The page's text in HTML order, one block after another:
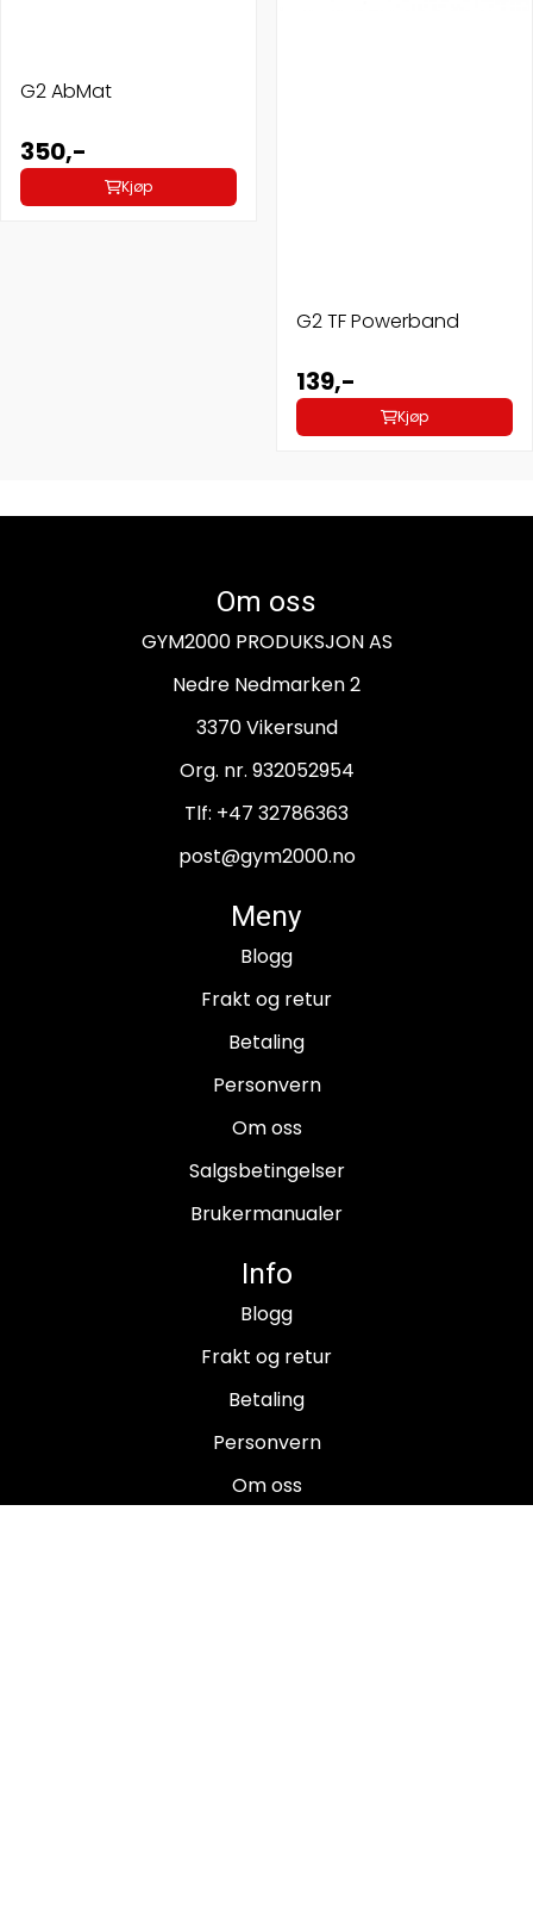
G2 AbMat
350,-
Kjøp
G2 TF Powerband
139,-
Kjøp
Om oss
GYM2000 PRODUKSJON AS
Nedre Nedmarken 2
3370 Vikersund
Org. nr. 932052954
Tlf: +47 32786363
post@gym2000.no
Meny
Blogg
Frakt og retur
Betaling
Personvern
Om oss
Salgsbetingelser
Brukermanualer
Info
Blogg
Frakt og retur
Betaling
Personvern
Om oss